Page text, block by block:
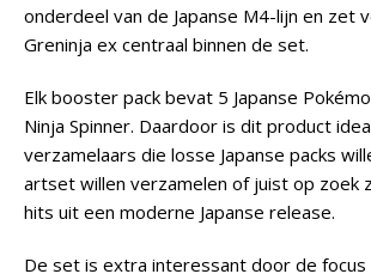
onderdeel van de Japanse M4-lijn en zet
Greninja ex centraal binnen de set.
Elk booster pack bevat 5 Japanse
Ninja Spinner. Daardoor is dit product
verzamelaars die losse Japanse packs
artset willen verzamelen of juist op zoek
hits uit een moderne Japanse release.
De set is extra interessant door de focus